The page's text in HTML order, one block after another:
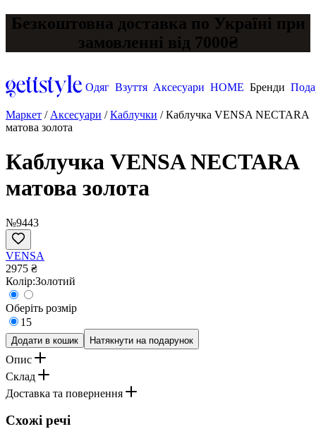
Безкоштовна доставка по Україні при
замовленні від 7000₴
Одяг Взуття Аксесуари HOME Бренди
Маркет / Аксесуари /Каблучки /Каблучка VENSA NECTARA
матова золота
Каблучка VENSA NECTARA
матова золота
№9443
VENSA
2975 ₴
Колір:Золотий
Оберіть розмір
15
Додати в кошик Натякнути на подарунок
Опис
Склад
Доставка та повернення
Схожі речі